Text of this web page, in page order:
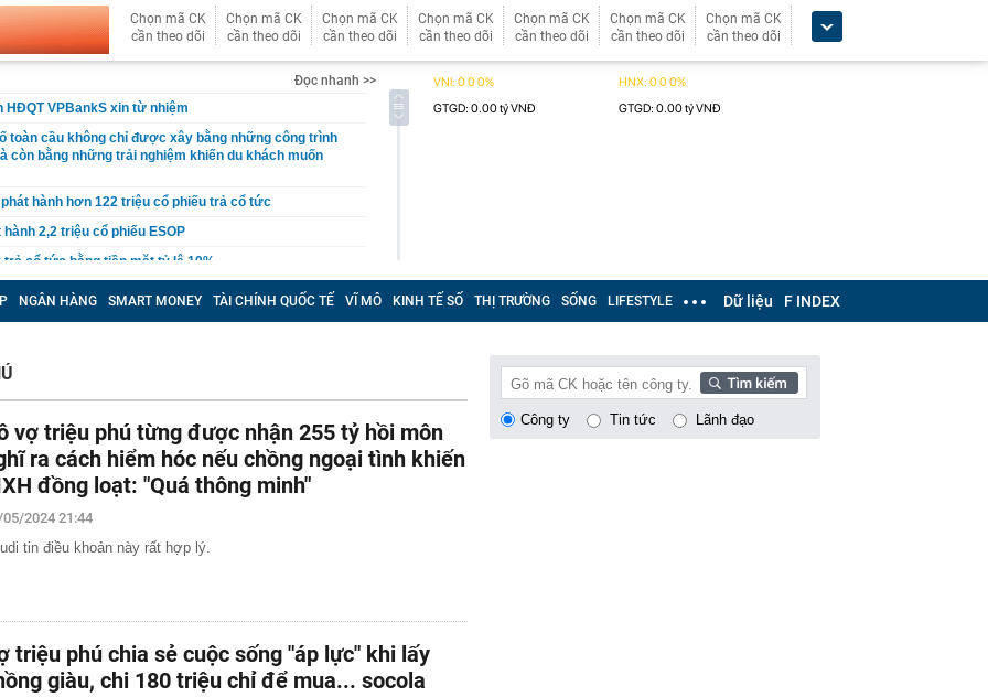
Chọn mã CK
cần theo dõi
Chọn mã CK
cần theo dõi
Chọn mã CK
cần theo dõi
Chọn mã CK
cần theo dõi
Chọn mã CK
cần theo dõi
Chọn mã CK
cần theo dõi
Chọn mã CK
cần theo dõi
Đọc nhanh >>
HĐQT VPBankS xin từ nhiệm
toàn cầu không chỉ được xây bằng những công trình
còn bằng những trải nghiệm khiến du khách muốn
hành hơn 122 triệu cổ phiếu trả cổ tức
hành 2,2 triệu cổ phiếu ESOP
trả cổ tức bằng tiền mặt tỷ lệ 10%
kho giảm giá tới 107 triệu đồng tại đại lý, bản cao giá
Yaris Cross
triển gần 61.000 căn nhà ở xã hội, doanh nghiệp
thị trường đang triển khai đến đâu?
thương mại
hiện tài khoản Zalo và Facebook đang bị theo dõi từ xa
hạn hán làm lộ nhiều dấu tích dưới đáy sông ở châu Âu
của Vũ Khắc Tiệp
lượt phạt nguội trong tháng 7, chủ phương tiện nhanh
hướng phân quyền triệt để cho các thành phố là đô thị
"hot" có thể lọt rổ FTSE GEIS trong kỳ nâng hạng
đại học trực thuộc Đại học Kinh tế TP.HCM
NGÂN HÀNG SMART MONEY TÀI CHÍNH QUỐC TẾ VĨ MÔ KINH TẾ SỐ THỊ TRƯỜNG SỐNG LIFESTYLE Dữ liệu F INDEX
vợ triệu phú từng được nhận 255 tỷ hồi môn
ra cách hiểm hóc nếu chồng ngoại tình khiến
đồng loạt: "Quá thông minh"
05/2024 21:44
tin điều khoản này rất hợp lý.
triệu phú chia sẻ cuộc sống "áp lực" khi lấy
giàu, chi 180 triệu chỉ để mua... socola
Công ty Tin tức Lãnh đạo